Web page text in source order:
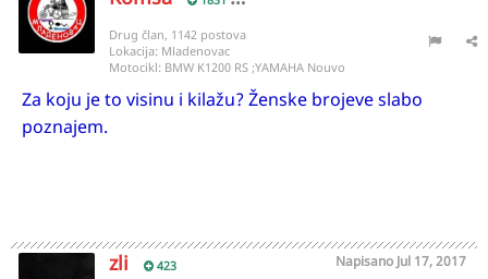
Drug član, 1142 postova
Lokacija: Mladenovac
Motocikl: BMW K1200 RS ;YAMAHA Nouvo
Za koju je to visinu i kilažu? Ženske brojeve slabo
poznajem.
zli 423 Napisano Jul 17, 2017